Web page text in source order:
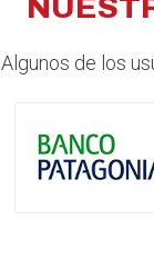
Algunos de los